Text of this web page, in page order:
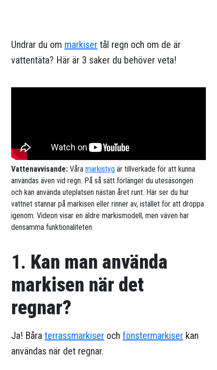
Undrar du om markiser tål regn och om de är
vattentäta? Här är 3 saker du behöver veta!
Vattenavvisande:Våramarkistyg är tillverkade för att kunna
användas även vid regn. På så sätt förlänger du utesäsongen
och kan använda uteplatsen nästan året runt. Här ser du hur
vattnet stannar på markisen eller rinner av, istället för att droppa
igenom. Videon visar en äldre markismodell, men väven har
densamma funktionaliteten.
1. Kan man använda
markisen när det
regnar?
Ja! Båraterrassmarkiser ochfönstermarkiser kan
användas när det regnar.